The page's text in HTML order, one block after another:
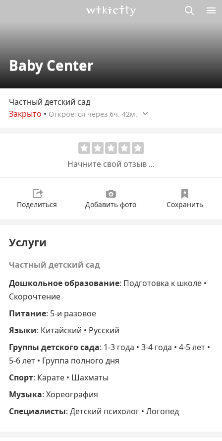
Baby Center
Частный детский сад
Закрыто • Откроется через 6ч. 42м.
Начните свой отзыв ...
Поделиться Добавить фото Сохранить
Услуги
Частный детский сад
Дошкольное образование: Подготовка к школе •
Скорочтение
Питание: 5-и разовое
Языки: Китайский • Русский
Группы детского сада: 1-3 года • 3-4 года • 4-5 лет •
5-6 лет • Группа полного дня
Спорт: Карате • Шахматы
Музыка: Хореография
Специалисты: Детский психолог • Логопед